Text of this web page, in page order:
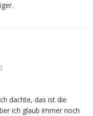
dachte, das ist die
ich glaub immer noch